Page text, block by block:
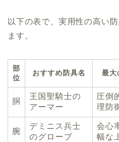
以下の表で、実用性の高い
ます。
部
位
おすすめ防具名 最大
胴
王国聖騎士の
アーマー
圧倒
理防
腕
デミニス兵士
のグローブ
会心
幅な